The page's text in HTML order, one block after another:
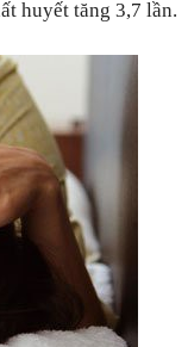
huyết tăng 3,7 lần.